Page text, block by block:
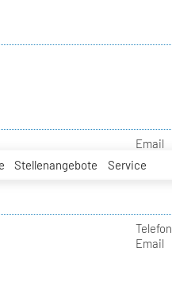
Stellenangebote Service
Email
Telefon
Email